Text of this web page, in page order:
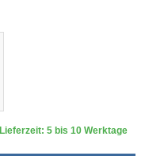
Lieferzeit: 5 bis 10 Werktage